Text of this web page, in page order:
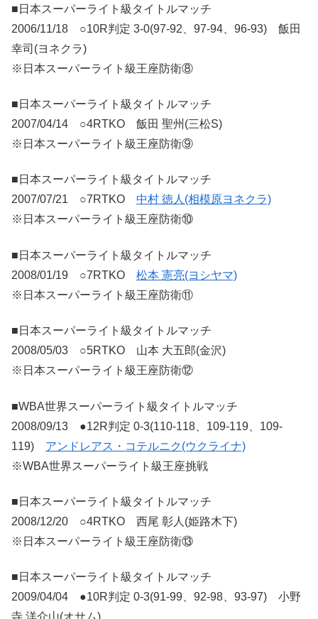
■日本スーパーライト級タイトルマッチ
2006/11/18 ○10R判定 3-0(97-92、97-94、96-93) 飯田
幸司(ヨネクラ)
※日本スーパーライト級王座防衛⑧
■日本スーパーライト級タイトルマッチ
2007/04/14 ○4RTKO 飯田 聖州(三松S)
※日本スーパーライト級王座防衛⑨
■日本スーパーライト級タイトルマッチ
2007/07/21 ○7RTKO 中村 徳人(相模原ヨネクラ)
※日本スーパーライト級王座防衛⑩
■日本スーパーライト級タイトルマッチ
2008/01/19 ○7RTKO 松本 憲亮(ヨシヤマ)
※日本スーパーライト級王座防衛⑪
■日本スーパーライト級タイトルマッチ
2008/05/03 ○5RTKO 山本 大五郎(金沢)
※日本スーパーライト級王座防衛⑫
■WBA世界スーパーライト級タイトルマッチ
2008/09/13 ●12R判定 0-3(110-118、109-119、109-
119) アンドレアス・コテルニク(ウクライナ)
※WBA世界スーパーライト級王座挑戦
■日本スーパーライト級タイトルマッチ
2008/12/20 ○4RTKO 西尾 彰人(姫路木下)
※日本スーパーライト級王座防衛⑬
■日本スーパーライト級タイトルマッチ
2009/04/04 ●10R判定 0-3(91-99、92-98、93-97) 小野